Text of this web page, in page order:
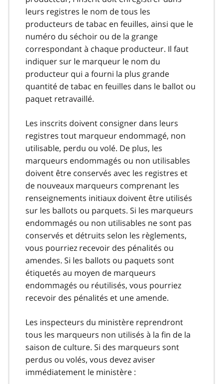
leurs registres le nom de tous les
producteurs de tabac en feuilles, ainsi que le
numéro du séchoir ou de la grange
correspondant à chaque producteur. Il faut
indiquer sur le marqueur le nom du
producteur qui a fourni la plus grande
quantité de tabac en feuilles dans le ballot ou
paquet retravaillé.
Les inscrits doivent consigner dans leurs
registres tout marqueur endommagé, non
utilisable, perdu ou volé. De plus, les
marqueurs endommagés ou non utilisables
doivent être conservés avec les registres et
de nouveaux marqueurs comprenant les
renseignements initiaux doivent être utilisés
sur les ballots ou parquets. Si les marqueurs
endommagés ou non utilisables ne sont pas
conservés et détruits selon les règlements,
vous pourriez recevoir des pénalités ou
amendes. Si les ballots ou paquets sont
étiquetés au moyen de marqueurs
endommagés ou réutilisés, vous pourriez
recevoir des pénalités et une amende.
Les inspecteurs du ministère reprendront
tous les marqueurs non utilisés à la fin de la
saison de culture. Si des marqueurs sont
perdus ou volés, vous devez aviser
immédiatement le ministère :